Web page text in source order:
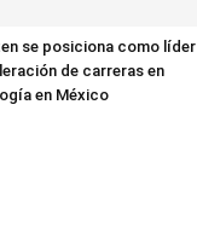
se posiciona como líder
de carreras en
en México